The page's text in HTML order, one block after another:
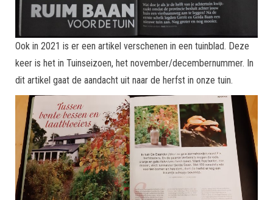
Ook in 2021 is er een artikel verschenen in een tuinblad. Deze
keer is het in Tuinseizoen, het november/decembernummer. In
dit artikel gaat de aandacht uit naar de herfst in onze tuin.